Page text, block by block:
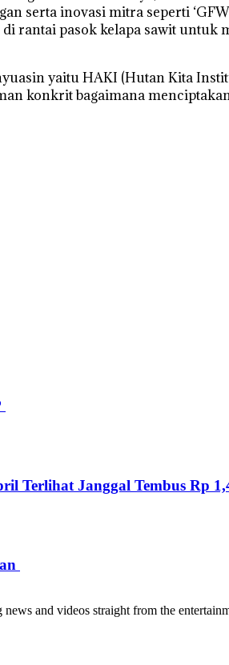
serta inovasi mitra seperti
rantai pasok kelapa sawit
yaitu HAKI (Hutan Kita
konkrit bagaimana
Terlihat Janggal Tembus Rp
and videos straight from the